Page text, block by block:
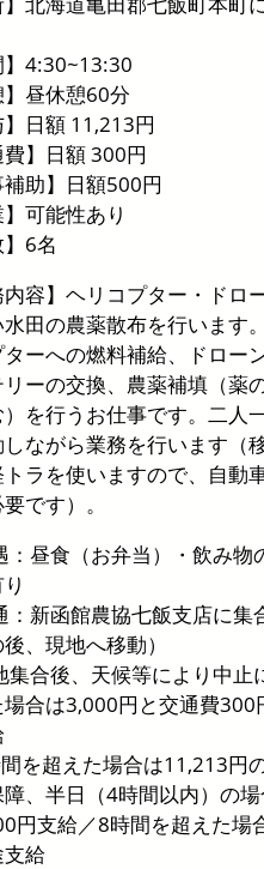
】4:30~13:30
】昼休憩60分
】日額 11,213円
費】日額 300円
補助】日額500円
】可能性あり
】6名
内容】ヘリコプター・ドロ
水田の農薬散布を行います
ターへの燃料補給、ドロー
ーの交換、農薬補填（薬
を行うお仕事です。二人
ながら業務を行います（
ラを使いますので、自動
です）。
昼食（お弁当）・飲み物
新函館農協七飯支店に集
後、現地へ移動）
合後、天候等により中止
場合は3,000円と交通費300
を超えた場合は11,213円
、半日（4時間以内）の
円支給／8時間を超えた場
給